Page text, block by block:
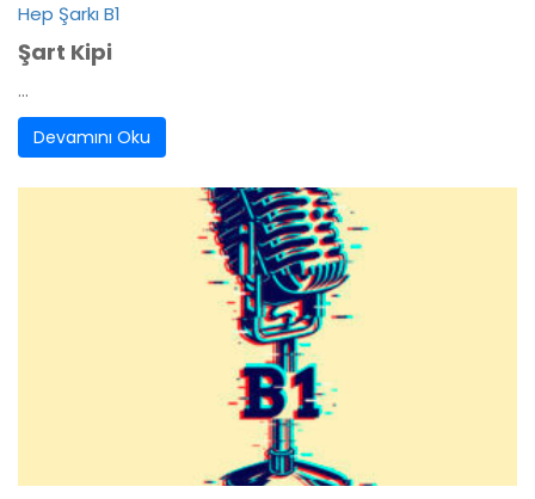
Hep Şarkı B1
Şart Kipi
...
Devamını Oku